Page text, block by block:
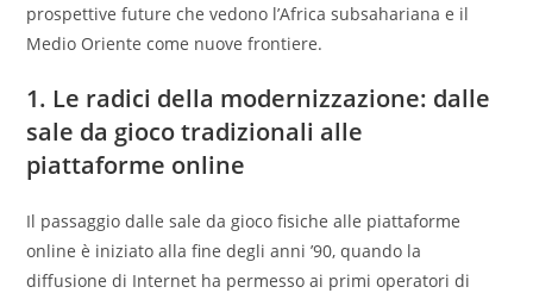
prospettive future che vedono l’Africa subsahariana e il
Medio Oriente come nuove frontiere.
1. Le radici della modernizzazione: dalle
sale da gioco tradizionali alle
piattaforme online
Il passaggio dalle sale da gioco fisiche alle piattaforme
online è iniziato alla fine degli anni ’90, quando la
diffusione di Internet ha permesso ai primi operatori di